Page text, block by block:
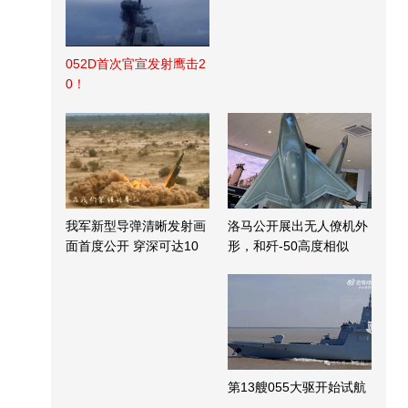
052D首次官宣发射鹰击2
0！
我军新型导弹清晰发射画
面首度公开 穿深可达10
洛马公开展出无人僚机外
形，和歼-50高度相似
第13艘055大驱开始试航